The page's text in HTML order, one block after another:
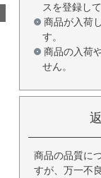
スを登録し
商品が入荷
す。
商品の入荷
せん。
商品の品質に
すが、万一不